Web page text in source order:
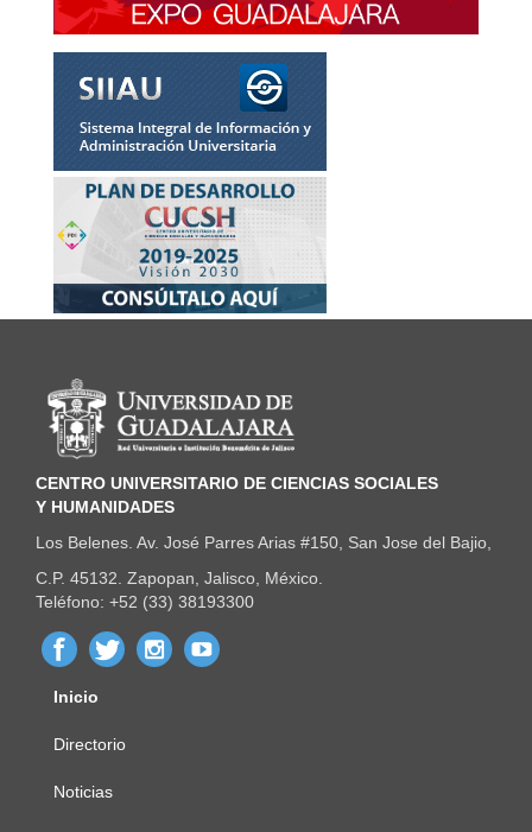
Información del portal
CENTRO UNIVERSITARIO DE CIENCIAS SOCIALES
Y HUMANIDADES
Los Belenes. Av. José Parres Arias #150, San Jose del Bajio,
C.P. 45132. Zapopan, Jalisco, México.
Teléfono: +52 (33) 38193300
Menú
principal
Inicio
Directorio
Noticias